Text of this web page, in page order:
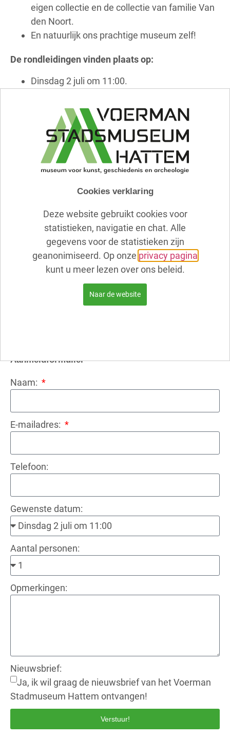
eigen collectie en de collectie van familie Van
den Noort.
En natuurlijk ons prachtige museum zelf!
De rondleidingen vinden plaats op:
Dinsdag 2 juli om 11:00.
Dinsdag 30 juli om 11:00.
Dinsdag 13 augustus om 14:00.
Dinsdag 27 augustus om 11:00.
Dinsdag 10 september om 14:00.
Het aantal deelnemers is beperkt, maximaal 10
personen, dus meld je snel aan via het formulier op
De rondleidingen zijn vrij toegankelijk voor
iedereen, maar de normale entree tarieven
voor het museum zijn wel van toepassing.
Er wordt gezorgd voor koffie of thee. En bij
mooi weer heerlijk zitten op ons historisch
Aanmeldformulier
Naam:
E-mailadres:
Telefoon:
Gewenste datum:
Aantal personen:
Opmerkingen:
Nieuwsbrief:
Ja, ik wil graag de nieuwsbrief van het Voerman
Stadmuseum Hattem ontvangen!
Verstuur!
Cookies verklaring
Deze website gebruikt cookies voor
statistieken, navigatie en chat. Alle
gegevens voor de statistieken zijn
geanonimiseerd. Op onze privacy pagina
kunt u meer lezen over ons beleid.
Naar de website